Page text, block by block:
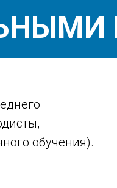
обучения).